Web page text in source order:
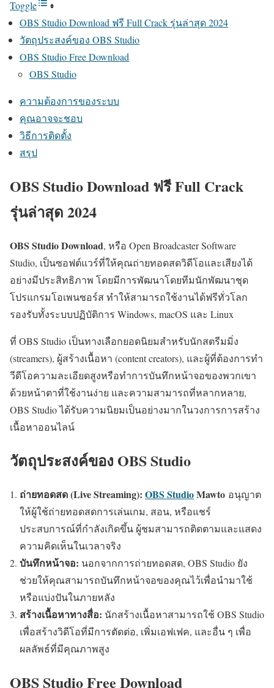
Toggle
OBS Studio Download ฟรี Full Crack รุ่นล่าสุด 2024
วัตถุประสงค์ของ OBS Studio
OBS Studio Free Download
OBS Studio
ความต้องการของระบบ
คุณอาจจะชอบ
วิธีการติดตั้ง
สรุป
OBS Studio Download ฟรี Full Crack
รุ่นล่าสุด 2024
OBS Studio Download, หรือ Open Broadcaster Software
Studio, เป็นซอฟต์แวร์ที่ให้คุณถ่ายทอดสดวิดีโอและเสียงได้
อย่างมีประสิทธิภาพ โดยมีการพัฒนาโดยทีมนักพัฒนาชุด
โปรแกรมโอเพนซอร์ส ทำให้สามารถใช้งานได้ฟรีทั่วโลก
รองรับทั้งระบบปฏิบัติการ Windows, macOS และ Linux
ที่ OBS Studio เป็นทางเลือกยอดนิยมสำหรับนักสตรีมมิ่ง
(streamers), ผู้สร้างเนื้อหา (content creators), และผู้ที่ต้องการทำ
วีดีโอความละเอียดสูงหรือทำการบันทึกหน้าจอของพวกเขา
ด้วยหน้าตาที่ใช้งานง่าย และความสามารถที่หลากหลาย,
OBS Studio ได้รับความนิยมเป็นอย่างมากในวงการการสร้าง
เนื้อหาออนไลน์
วัตถุประสงค์ของ OBS Studio
ถ่ายทอดสด (Live Streaming): OBS StudioMawto อนุญาต
ให้ผู้ใช้ถ่ายทอดสดการเล่นเกม, สอน, หรือแชร์
ประสบการณ์ที่กำลังเกิดขึ้น ผู้ชมสามารถติดตามและแสดง
ความคิดเห็นในเวลาจริง
บันทึกหน้าจอ: นอกจากการถ่ายทอดสด, OBS Studio ยัง
ช่วยให้คุณสามารถบันทึกหน้าจอของคุณไว้เพื่อนำมาใช้
หรือแบ่งปันในภายหลัง
สร้างเนื้อหาทางสื่อ: นักสร้างเนื้อหาสามารถใช้ OBS Studio
เพื่อสร้างวิดีโอที่มีการตัดต่อ, เพิ่มเอฟเฟค, และอื่น ๆ เพื่อ
ผลลัพธ์ที่มีคุณภาพสูง
OBS Studio Free Download